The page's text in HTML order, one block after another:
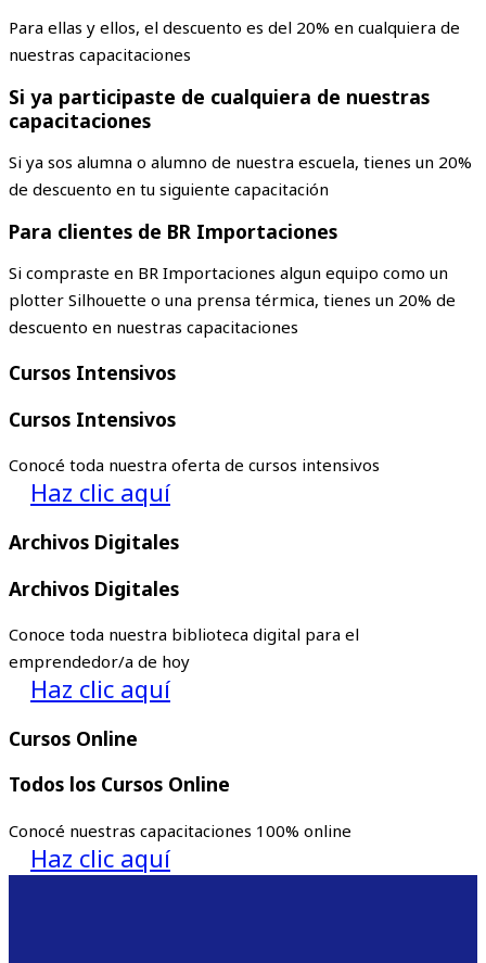
Para ellas y ellos, el descuento es del 20% en cualquiera de
nuestras capacitaciones
Si ya participaste de cualquiera de nuestras
capacitaciones
Si ya sos alumna o alumno de nuestra escuela, tienes un 20%
de descuento en tu siguiente capacitación
Para clientes de BR Importaciones
Si compraste en BR Importaciones algun equipo como un
plotter Silhouette o una prensa térmica, tienes un 20% de
descuento en nuestras capacitaciones
Cursos Intensivos
Cursos Intensivos
Conocé toda nuestra oferta de cursos intensivos
Haz clic aquí
Archivos Digitales
Archivos Digitales
Conoce toda nuestra biblioteca digital para el
emprendedor/a de hoy
Haz clic aquí
Cursos Online
Todos los Cursos Online
Conocé nuestras capacitaciones 100% online
Haz clic aquí